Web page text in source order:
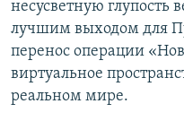
несусветную глупость
лучшим выходом для
перенос операции
виртуальное
реальном мире.